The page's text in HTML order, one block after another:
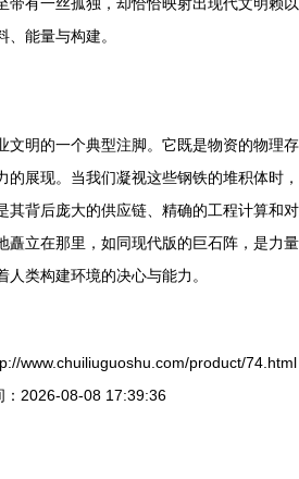
带有一丝孤独，却恰恰映射出现代文明赖以
能量与构建。
文明的一个典型注脚。它既是物资的物理存
展现。当我们凝视这些钢铁的堆积体时，
其背后庞大的供应链、精确的工程计算和对
矗立在那里，如同现代版的巨石阵，是力量
类构建环境的决心与能力。
www.chuiliuguoshu.com/product/74.html
：2026-08-08 17:39:36